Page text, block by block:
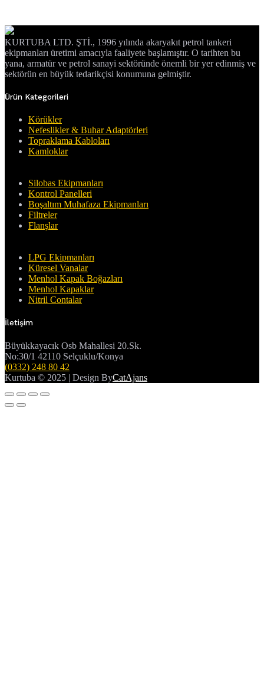
KURTUBA LTD. ŞTİ., 1996 yılında akaryakıt petrol tankeri
ekipmanları üretimi amacıyla faaliyete başlamıştır. O tarihten bu
yana, armatür ve petrol sanayi sektöründe önemli bir yer edinmiş ve
sektörün en büyük tedarikçisi konumuna gelmiştir.
Ürün Kategorileri
Körükler
Nefeslikler & Buhar Adaptörleri
Topraklama Kabloları
Kamloklar
Silobas Ekipmanları
Kontrol Panelleri
Boşaltım Muhafaza Ekipmanları
Filtreler
Flanşlar
LPG Ekipmanları
Küresel Vanalar
Menhol Kapak Boğazları
Menhol Kapaklar
Nitril Contalar
İletişim
Büyükkayacık Osb Mahallesi 20.Sk.
No:30/1 42110 Selçuklu/Konya
(0332) 248 80 42
Kurtuba © 2025 | Design ByCatAjans